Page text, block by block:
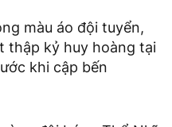
màu áo đội tuyển,
thập kỷ huy hoàng tại
khi cập bến